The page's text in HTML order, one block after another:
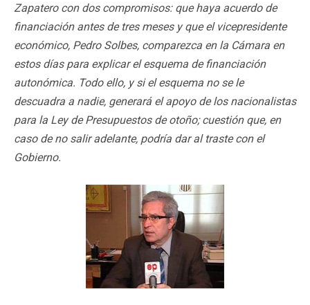
Zapatero con dos compromisos: que haya acuerdo de
financiación antes de tres meses y que el vicepresidente
económico, Pedro Solbes, comparezca en la Cámara en
estos días para explicar el esquema de financiación
autonómica. Todo ello, y si el esquema no se le
descuadra a nadie, generará el apoyo de los nacionalistas
para la Ley de Presupuestos de otoño; cuestión que, en
caso de no salir adelante, podría dar al traste con el
Gobierno.